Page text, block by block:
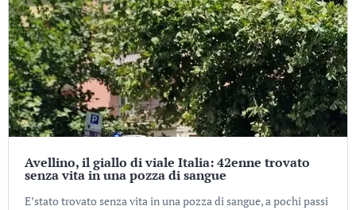
Avellino, il giallo di viale Italia: 42enne trovato
senza vita in una pozza di sangue
E’stato trovato senza vita in una pozza di sangue, a pochi passi